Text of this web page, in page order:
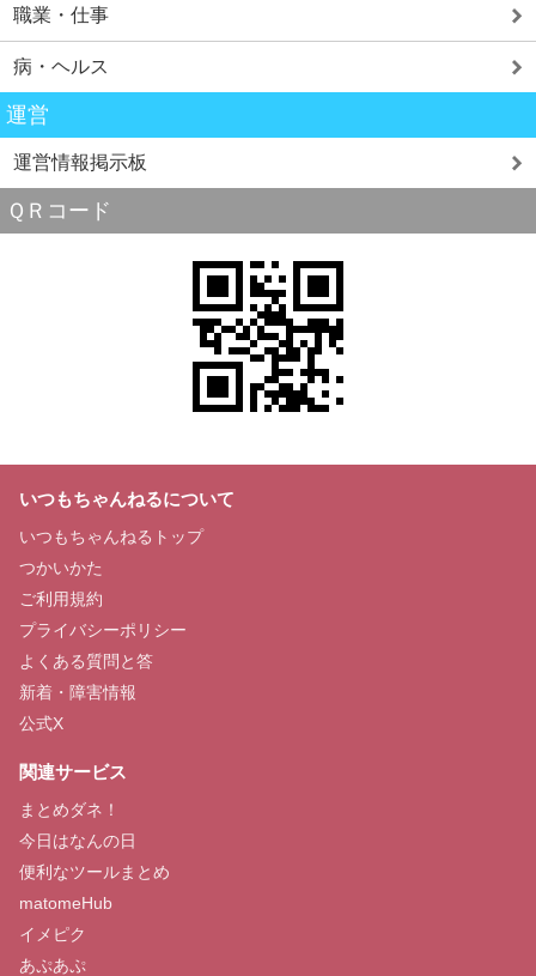
職業・仕事
病・ヘルス
運営
運営情報掲示板
ＱＲコード
いつもちゃんねるについて
いつもちゃんねるトップ
つかいかた
ご利用規約
プライバシーポリシー
よくある質問と答
新着・障害情報
公式X
関連サービス
まとめダネ！
今日はなんの日
便利なツールまとめ
matomeHub
イメピク
あぷあぷ